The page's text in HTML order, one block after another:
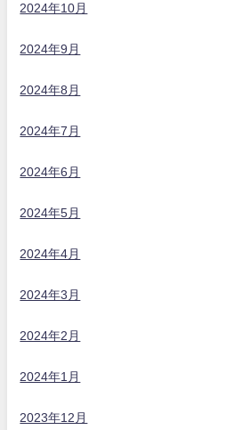
2024年10月
2024年9月
2024年8月
2024年7月
2024年6月
2024年5月
2024年4月
2024年3月
2024年2月
2024年1月
2023年12月